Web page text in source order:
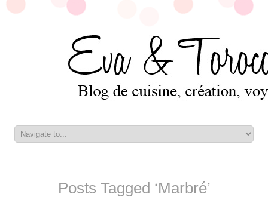
Posts Tagged ‘Marbré’